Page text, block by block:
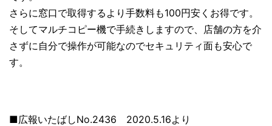
さらに窓口で取得するより手数料も100円安くお得です。
そしてマルチコピー機で手続きしますので、店舗の方を介
さずに自分で操作が可能なのでセキュリティ面も安心で
す。
■広報いたばしNo.2436 2020.5.16より